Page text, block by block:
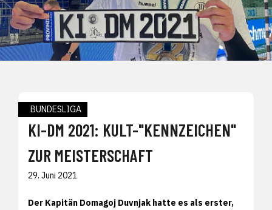
BUNDESLIGA
KI-DM 2021: KULT-"KENNZEICHEN"
ZUR MEISTERSCHAFT
29. Juni 2021
Der Kapitän Domagoj Duvnjak hatte es als erster,